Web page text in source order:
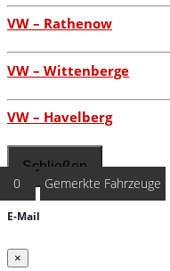
0 Gemerkte Fahrzeuge
VW – Rathenow
VW – Wittenberge
VW – Havelberg
Schließen
E-Mail
×